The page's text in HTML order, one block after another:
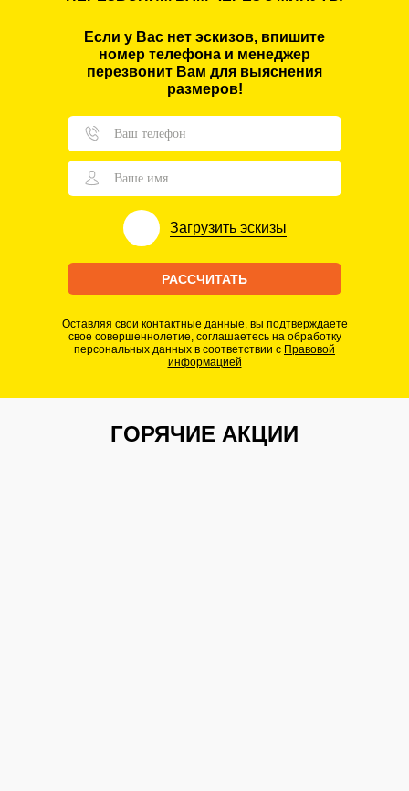
Если у Вас нет эскизов, впишите
номер телефона и менеджер
перезвонит Вам для выяснения
размеров!
Загрузить эскизы
РАССЧИТАТЬ
Оставляя свои контактные данные, вы подтверждаете
свое совершеннолетие, соглашаетесь на обработку
персональных данных в соответствии с Правовой
информацией
ГОРЯЧИЕ АКЦИИ